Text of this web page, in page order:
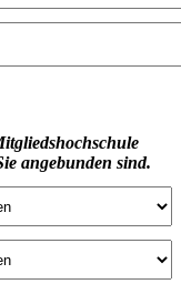
angebunden sind.